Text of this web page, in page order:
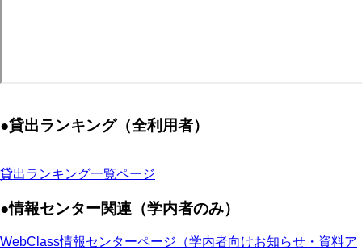
●貸出ランキング（全利用者）
貸出ランキング一覧ページ
●情報センター関連（学内者のみ）
WebClass情報センターページ（学内者向けお知らせ・資料ア